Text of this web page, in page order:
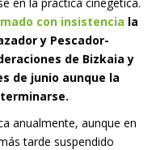
con insistencia la
y Pescador-
de Bizkaia y
de junio aunque la
anualmente, aunque en
tarde suspendido